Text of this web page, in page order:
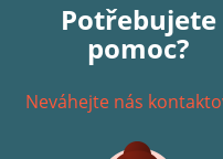
Potřebujete
pomoc?
Neváhejte nás